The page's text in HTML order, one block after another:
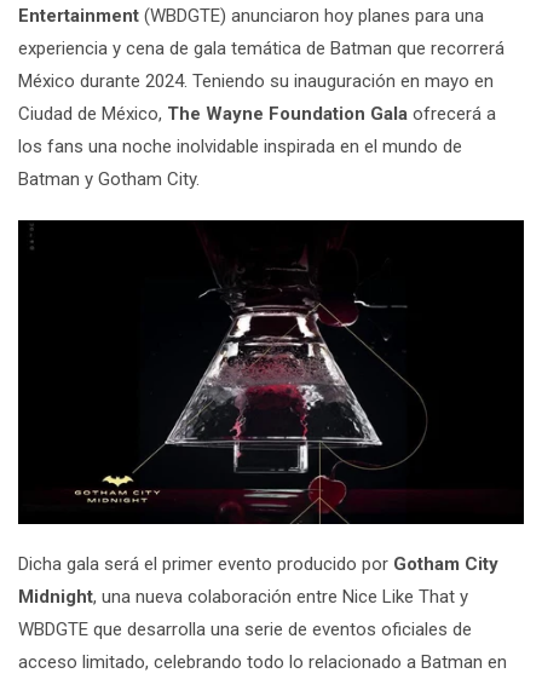
Entertainment (WBDGTE) anunciaron hoy planes para una
experiencia y cena de gala temática de Batman que recorrerá
México durante 2024. Teniendo su inauguración en mayo en
Ciudad de México, The Wayne Foundation Gala ofrecerá a
los fans una noche inolvidable inspirada en el mundo de
Batman y Gotham City.
Dicha gala será el primer evento producido por Gotham City
Midnight, una nueva colaboración entre Nice Like That y
WBDGTE que desarrolla una serie de eventos oficiales de
acceso limitado, celebrando todo lo relacionado a Batman en